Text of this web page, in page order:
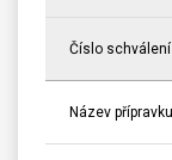
Číslo schválení
Název přípravku